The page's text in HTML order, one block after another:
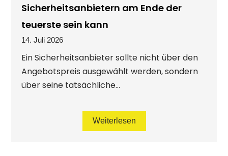
Sicherheitsanbietern am Ende der
teuerste sein kann
14. Juli 2026
Ein Sicherheitsanbieter sollte nicht über den
Angebotspreis ausgewählt werden, sondern
über seine tatsächliche...
Weiterlesen